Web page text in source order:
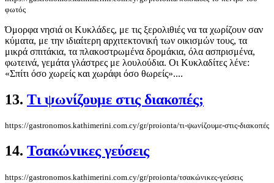
φωτός
Όμορφα νησιά οι Κυκλάδες, με τις ξερολιθιές να τα χωρίζουν σαν
κύματα, με την ιδιαίτερη αρχιτεκτονική των οικισμών τους, τα
μικρά σπιτάκια, τα πλακοστρωμένα δρομάκια, όλα ασπρισμένα,
φωτεινά, γεμάτα γλάστρες με λουλούδια. Οι Κυκλαδίτες λένε:
«Σπίτι όσο χωρείς και χωράφι όσο θωρείς»....
13. Τι ψωνίζουμε στις διακοπές;
https://gastronomos.kathimerini.com.cy/gr/proionta/τι-ψωνίζουμε-στις-διακοπές
14. Τσακώνικες γεύσεις
https://gastronomos.kathimerini.com.cy/gr/proionta/τσακώνικες-γεύσεις